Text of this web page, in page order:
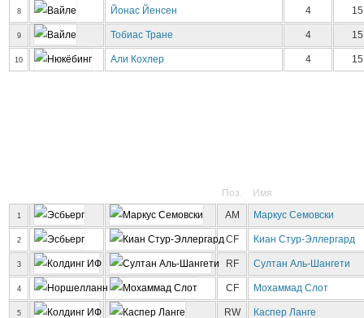
8 Йонас Йенсен 4 15
9 Тобиас Тране 4 15
10 Али Кохлер 4 15
Поз. Имя
1 AM Маркус Семовски
2 CF Киан Стур-Эллергард
3 RF Султан Аль-Шангети
4 CF Мохаммад Слот
5 RW Каспер Ланге